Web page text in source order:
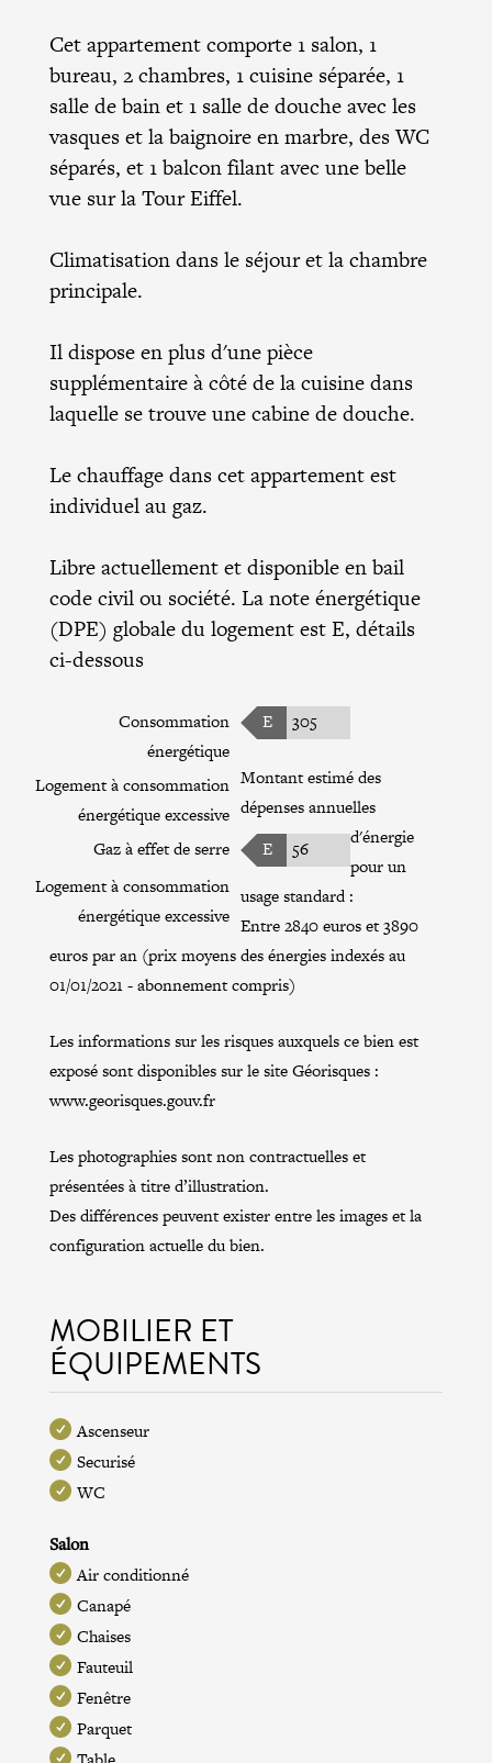
Cet appartement comporte 1 salon, 1
bureau, 2 chambres, 1 cuisine séparée, 1
salle de bain et 1 salle de douche avec les
vasques et la baignoire en marbre, des WC
séparés, et 1 balcon filant avec une belle
vue sur la Tour Eiffel.
Climatisation dans le séjour et la chambre
principale.
Il dispose en plus d'une pièce
supplémentaire à côté de la cuisine dans
laquelle se trouve une cabine de douche.
Le chauffage dans cet appartement est
individuel au gaz.
Libre actuellement et disponible en bail
code civil ou société. La note énergétique
(DPE) globale du logement est E, détails
ci-dessous
Consommation
énergétique
E 305
Logement à consommation
énergétique excessive
Gaz à effet de serre
E
56
Logement à consommation
énergétique excessive
Montant estimé des
dépenses annuelles
d'énergie
pour un
usage standard :
Entre 2840 euros et 3890
euros par an (prix moyens des énergies indexés au
01/01/2021 - abonnement compris)
Les informations sur les risques auxquels ce bien est
exposé sont disponibles sur le site Géorisques :
www.georisques.gouv.fr
Les photographies sont non contractuelles et
présentées à titre d’illustration.
Des différences peuvent exister entre les images et la
configuration actuelle du bien.
MOBILIER ET
ÉQUIPEMENTS
Ascenseur
Securisé
WC
Salon
Air conditionné
Canapé
Chaises
Fauteuil
Fenêtre
Parquet